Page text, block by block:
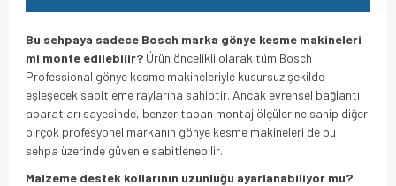
Bu sehpaya sadece Bosch marka gönye kesme makineleri
mi monte edilebilir? Ürün öncelikli olarak tüm Bosch
Professional gönye kesme makineleriyle kusursuz şekilde
eşleşecek sabitleme raylarına sahiptir. Ancak evrensel bağlantı
aparatları sayesinde, benzer taban montaj ölçülerine sahip diğer
birçok profesyonel markanın gönye kesme makineleri de bu
sehpa üzerinde güvenle sabitlenebilir.
Malzeme destek kollarının uzunluğu ayarlanabiliyor mu?